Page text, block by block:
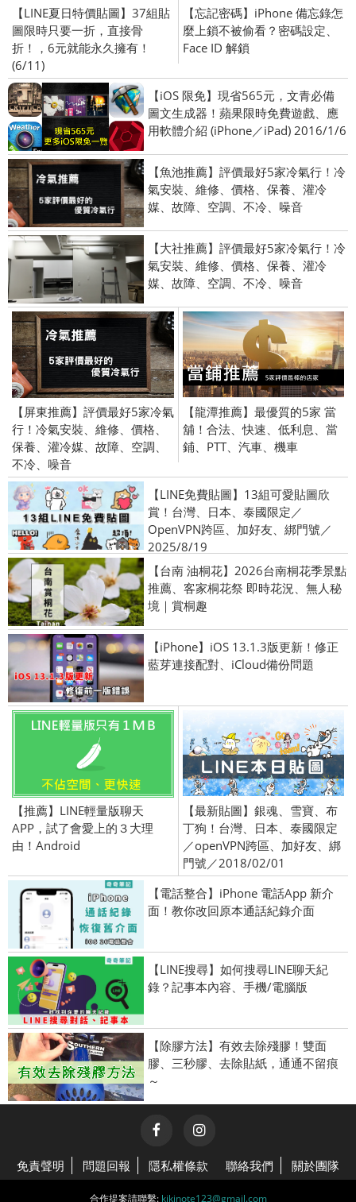
【LINE夏日特價貼圖】37組貼
圖限時只要一折，直接骨
折！，6元就能永久擁有！
(6/11)
【忘記密碼】iPhone 備忘錄怎
麼上鎖不被偷看？密碼設定、
Face ID 解鎖
【iOS 限免】現省565元，文青必備
圖文生成器！蘋果限時免費遊戲、應
用軟體介紹 (iPhone／iPad) 2016/1/6
【魚池推薦】評價最好5家冷氣行！冷
氣安裝、維修、價格、保養、灌冷
媒、故障、空調、不冷、噪音
【大社推薦】評價最好5家冷氣行！冷
氣安裝、維修、價格、保養、灌冷
媒、故障、空調、不冷、噪音
【屏東推薦】評價最好5家冷氣
行！冷氣安裝、維修、價格、
保養、灌冷媒、故障、空調、
不冷、噪音
【龍潭推薦】最優質的5家 當
舖！合法、快速、低利息、當
鋪、PTT、汽車、機車
【LINE免費貼圖】13組可愛貼圖欣
賞！台灣、日本、泰國限定／
OpenVPN跨區、加好友、綁門號／
2025/8/19
【台南 油桐花】2026台南桐花季景點
推薦、客家桐花祭 即時花況、無人秘
境｜賞桐趣
【iPhone】iOS 13.1.3版更新！修正
藍芽連接配對、iCloud備份問題
【推薦】LINE輕量版聊天
APP，試了會愛上的３大理
由！Android
【最新貼圖】銀魂、雪寶、布
丁狗！台灣、日本、泰國限定
／openVPN跨區、加好友、綁
門號／2018/02/01
【電話整合】iPhone 電話App 新介
面！教你改回原本通話紀錄介面
【LINE搜尋】如何搜尋LINE聊天紀
錄？記事本內容、手機/電腦版
【除膠方法】有效去除殘膠！雙面
膠、三秒膠、去除貼紙，通通不留痕
～
免責聲明 問題回報 隱私權條款 聯絡我們 關於團隊
合作提案請聯繫: kikinote123@gmail.com